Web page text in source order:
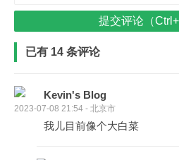
提交评论（
已有 14 条评论
Kevin's Blog
2023-07-08 21:54 - 北京市
我儿目前像个大白菜